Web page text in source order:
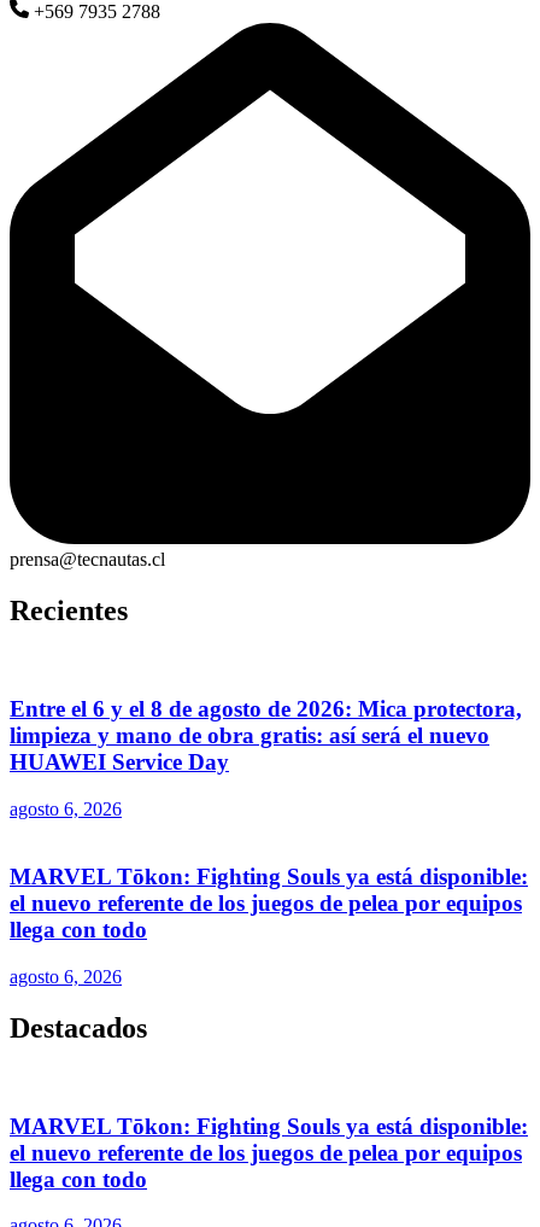
+569 7935 2788
prensa@tecnautas.cl
Recientes
Entre el 6 y el 8 de agosto de 2026: Mica protectora,
limpieza y mano de obra gratis: así será el nuevo
HUAWEI Service Day
agosto 6, 2026
MARVEL Tōkon: Fighting Souls ya está disponible:
el nuevo referente de los juegos de pelea por equipos
llega con todo
agosto 6, 2026
Destacados
MARVEL Tōkon: Fighting Souls ya está disponible:
el nuevo referente de los juegos de pelea por equipos
llega con todo